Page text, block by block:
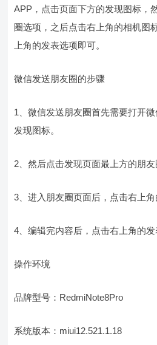
APP，点击页面下方的发现图标，
圈选项，之后点击右上角的相机图
上角的发表选项即可。
微信发送朋友圈的步骤
1、微信发送朋友圈首先需要打开
发现图标。
2、然后点击发现页面最上方的朋友
3、进入朋友圈页面后，点击右上角
4、编辑完内容后，点击右上角的发
操作环境
品牌型号：RedmiNote8Pro
系统版本：miui12.521.1.18